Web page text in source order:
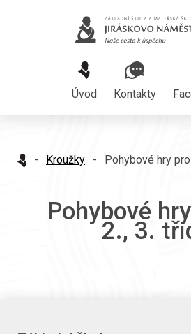
Úvod Kontakty
- Kroužky - Pohybové hry
Pohybové
2., 3.